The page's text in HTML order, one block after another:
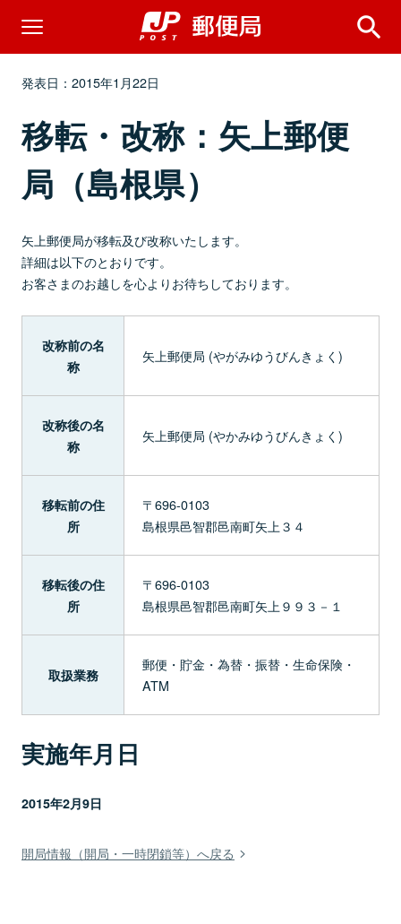
発表日：2015年1月22日
移転・改称：矢上郵便
局（島根県）
矢上郵便局が移転及び改称いたします。
詳細は以下のとおりです。
お客さまのお越しを心よりお待ちしております。
改称前の名
称
矢上郵便局 (やがみゆうびんきょく)
改称後の名
称
矢上郵便局 (やかみゆうびんきょく)
移転前の住
所
〒696-0103
島根県邑智郡邑南町矢上３４
移転後の住
所
〒696-0103
島根県邑智郡邑南町矢上９９３－１
取扱業務
郵便・貯金・為替・振替・生命保険・
ATM
実施年月日
2015年2月9日
開局情報（開局・一時閉鎖等）へ戻る